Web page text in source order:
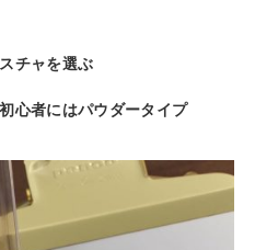
チャを選ぶ
心者にはパウダータイプ